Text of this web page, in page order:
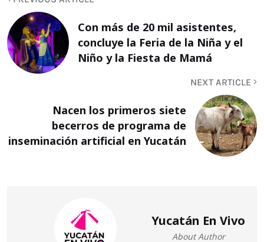
Con más de 20 mil asistentes,
concluye la Feria de la Niña y el
Niño y la Fiesta de Mamá
NEXT ARTICLE
Nacen los primeros siete
becerros de programa de
inseminación artificial en Yucatán
Yucatán En Vivo
About Author